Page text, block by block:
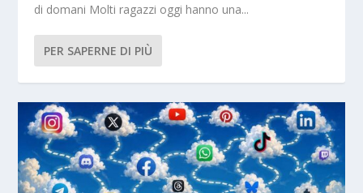
di domani Molti ragazzi oggi hanno una...
PER SAPERNE DI PIÙ